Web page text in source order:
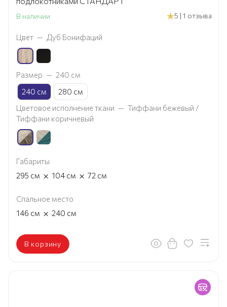
В наличии 5 | 1 отзыва
Цвет — Дуб Бонифаций
Размер — 240 см
240 см
280 см
Цветовое исполнение ткани — Тиффани бежевый /
Тиффани коричневый
Габариты
295 см × 104 см × 72 см
Спальное место
146 см × 240 см
В корзину